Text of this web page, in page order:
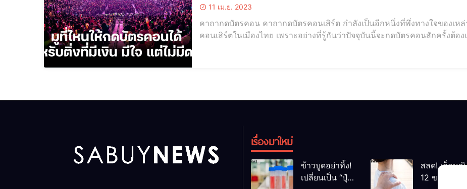
11 เม.ย. 2023
คาถากดบัตรคอน คาถากดบัตรคอนเสิร์ต กำลังเป็นอีกหนึ่งที่พึ่งทางใจของเ
คอนเสิร์ตในเมืองไทย เพราะอย่างที่รู้กันว่าปัจจุบันนี้จะกดบัตรคอนสักครั้งต้
เรื่องมาใหม่
ข้าวบูดอย่าทิ้ง!
เปลี่ยนเป็น “ปุ๋ย
สลด! เด็กหญิ
12 ขวบ ถูกพ่อ